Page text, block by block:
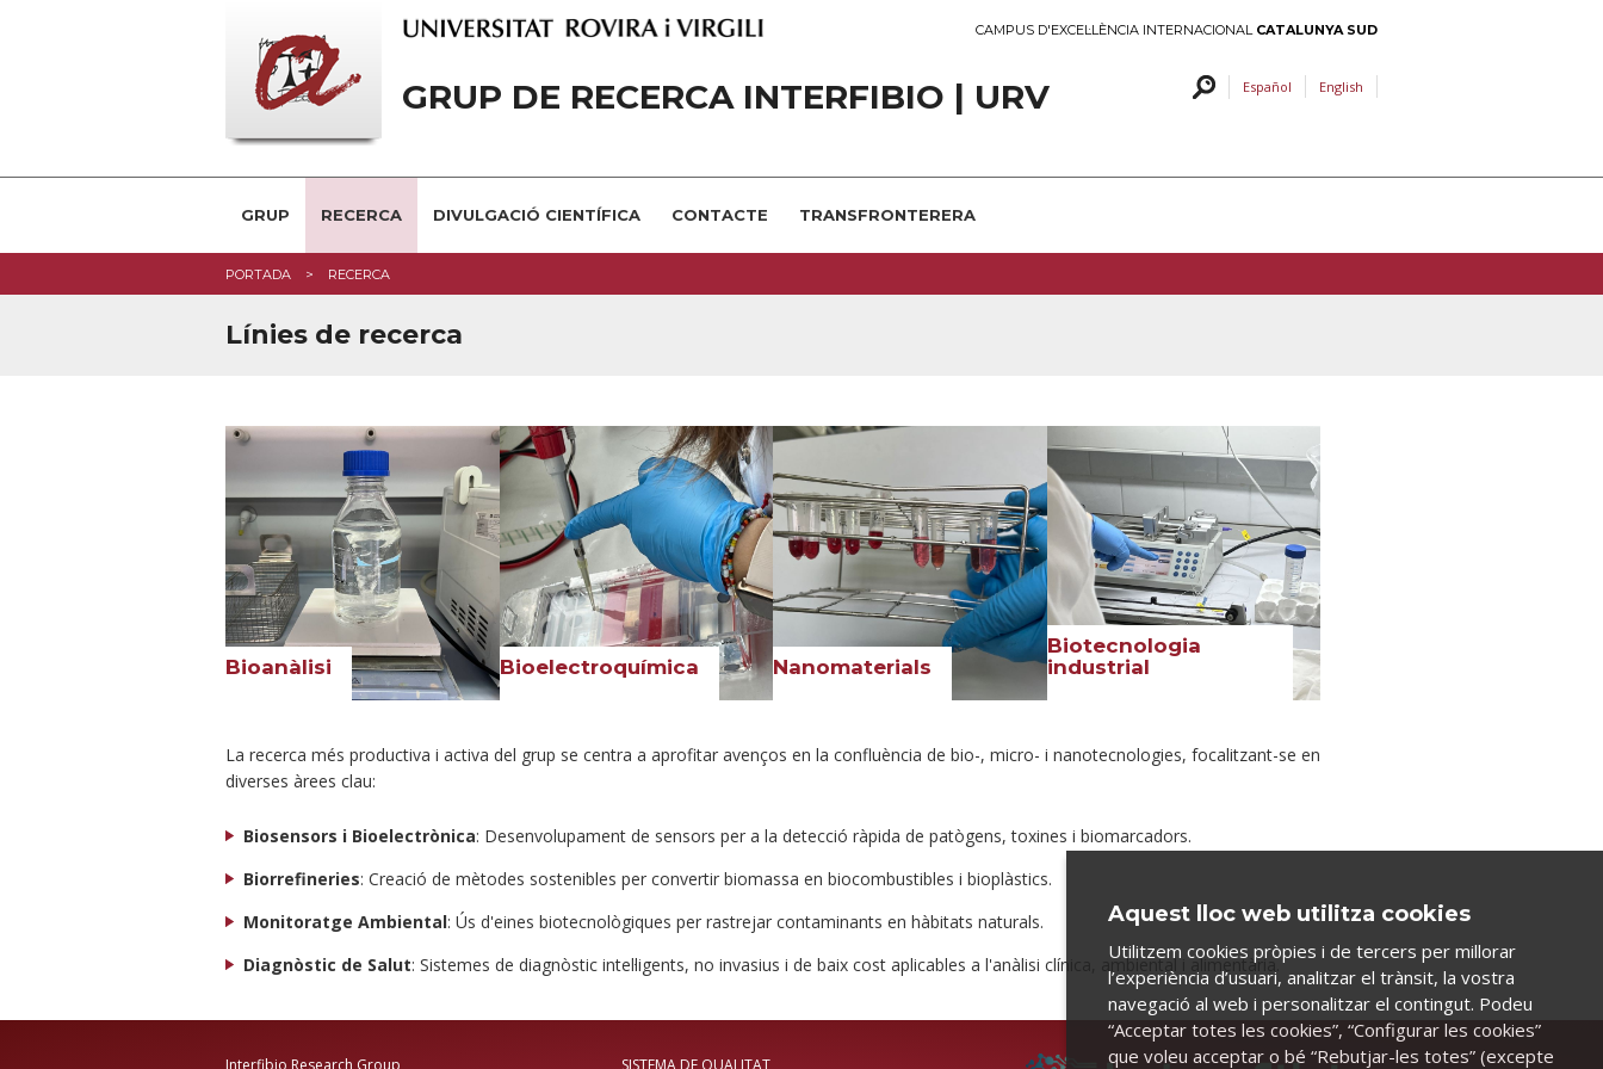
CAMPUS D'EXCEL·LÈNCIA INTERNACIONAL CATALUNYA SUD
GRUP DE RECERCA INTERFIBIO | URV Español English
GRUP RECERCA DIVULGACIÓ CIENTÍFICA CONTACTE TRANSFRONTERERA
PORTADA RECERCA
Línies de recerca
Bioanàlisi Bioelectroquímica Nanomaterials
Biotecnologia
industrial
La recerca més productiva i activa del grup se centra a aprofitar avenços en la confluència de bio-, micro- i nanotecnologies, focalitzant-se en
diverses àrees clau:
Biosensors i Bioelectrònica: Desenvolupament de sensors per a la detecció ràpida de patògens, toxines i biomarcadors.
Biorrefineries: Creació de mètodes sostenibles per convertir biomassa en biocombustibles i bioplàstics.
Monitoratge Ambiental: Ús d'eines biotecnològiques per rastrejar contaminants en hàbitats naturals.
Diagnòstic de Salut: Sistemes de diagnòstic intel·ligents, no invasius i de baix cost aplicables a l'anàlisi clínica, ambiental i alimentària.
Interfibio Research Group SISTEMA DE QUALITAT
Aquest lloc web utilitza cookies
Utilitzem cookies pròpies i de tercers per millorar
l’experiència d’usuari, analitzar el trànsit, la vostra
navegació al web i personalitzar el contingut. Podeu
“Acceptar totes les cookies”, “Configurar les cookies”
que voleu acceptar o bé “Rebutjar-les totes” (excepte